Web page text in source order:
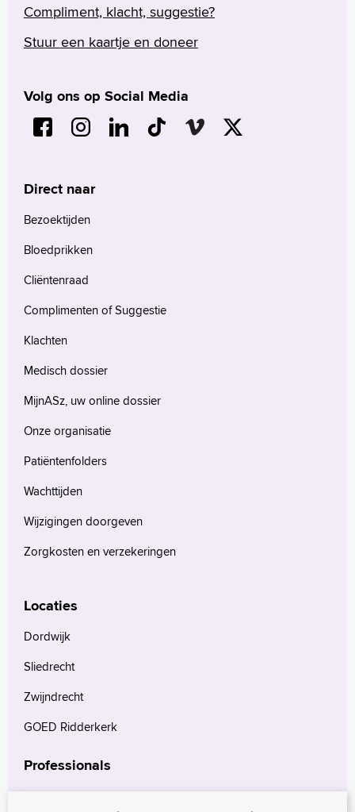
Compliment, klacht, suggestie?
Stuur een kaartje en doneer
Volg ons op Social Media
Direct naar
Bezoektijden
Bloedprikken
Cliëntenraad
Complimenten of Suggestie
Klachten
Medisch dossier
MijnASz, uw online dossier
Onze organisatie
Patiëntenfolders
Wachttijden
Wijzigingen doorgeven
Zorgkosten en verzekeringen
Locaties
Dordwijk
Sliedrecht
Zwijndrecht
GOED Ridderkerk
Professionals
Verwijzers